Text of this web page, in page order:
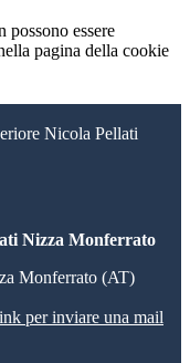
possono essere
pagina della cookie
Nicola Pellati
Nizza Monferrato
Monferrato (AT)
per inviare una mail